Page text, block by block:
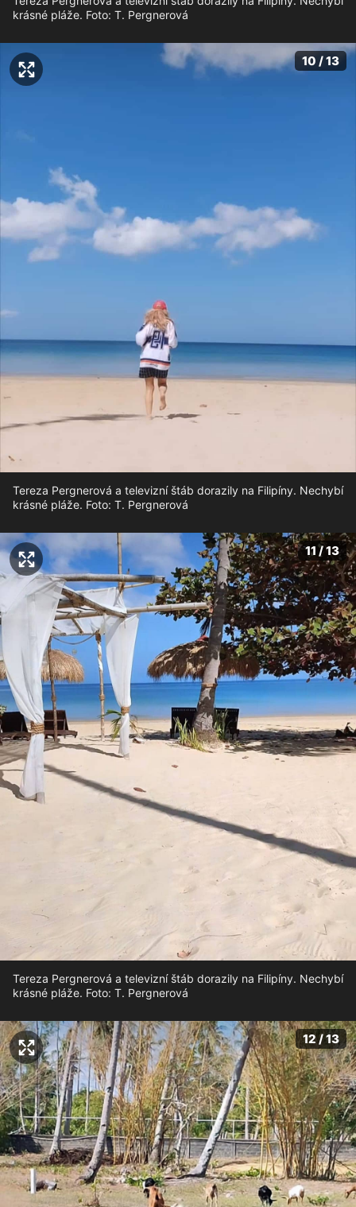
krásné pláže. Foto: T. Pergnerová
10 / 13
Tereza Pergnerová a televizní štáb dorazily na Filipíny. Nechybí
krásné pláže. Foto: T. Pergnerová
11 / 13
Tereza Pergnerová a televizní štáb dorazily na Filipíny. Nechybí
krásné pláže. Foto: T. Pergnerová
12 / 13